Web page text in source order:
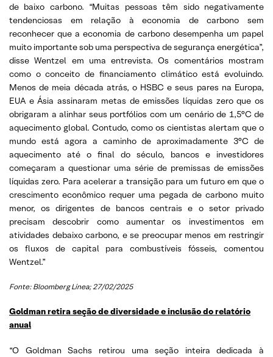
de baixo carbono. “Muitas pessoas têm sido negativamente
tendenciosas em relação à economia de carbono sem
reconhecer que a economia de carbono desempenha um papel
muito importante sob uma perspectiva de segurança energética”,
disse Wentzel em uma entrevista. Os comentários mostram
como o conceito de financiamento climático está evoluindo.
Menos de meia década atrás, o HSBC e seus pares na Europa,
EUA e Ásia assinaram metas de emissões líquidas zero que os
obrigaram a alinhar seus portfólios com um cenário de 1,5°C de
aquecimento global. Contudo, como os cientistas alertam que o
mundo está agora a caminho de aproximadamente 3°C de
aquecimento até o final do século, bancos e investidores
começaram a questionar uma série de premissas de emissões
líquidas zero. Para acelerar a transição para um futuro em que o
crescimento econômico requer uma pegada de carbono muito
menor, os dirigentes de bancos centrais e o setor privado
precisam descobrir como aumentar os investimentos em
atividades debaixo carbono, e se preocupar menos em restringir
os fluxos de capital para combustíveis fósseis, comentou
Wentzel.”
Fonte: Bloomberg Línea; 27/02/2025
Goldman retira seção de diversidade e inclusão do relatório
anual
“O Goldman Sachs retirou uma seção inteira dedicada à